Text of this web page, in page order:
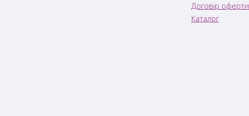
Договір оферти
Каталог